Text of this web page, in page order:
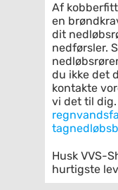
Af
en
dit
nedførsler.
du ikke det
kontakte
vi det til
Husk VVS-
hurtigste